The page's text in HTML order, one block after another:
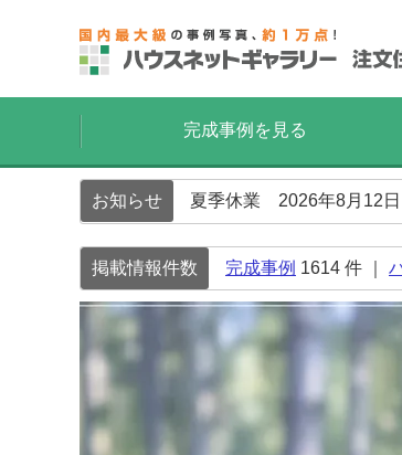
完成事例を見る
お知らせ 夏季休業 2026年8月12
掲載情報件数 完成事例 1614 件 ｜